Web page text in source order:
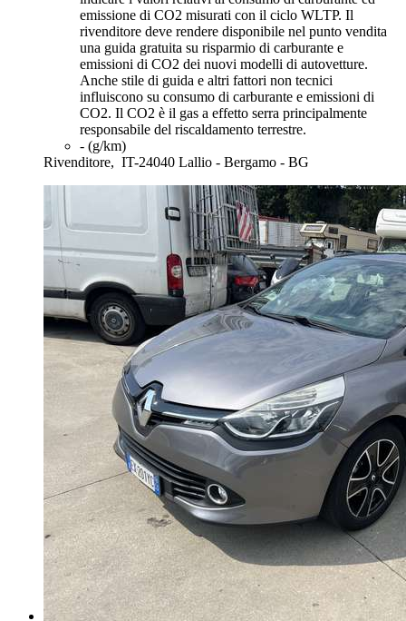
emissione di CO2 misurati con il ciclo WLTP. Il
rivenditore deve rendere disponibile nel punto vendita
una guida gratuita su risparmio di carburante e
emissioni di CO2 dei nuovi modelli di autovetture.
Anche stile di guida e altri fattori non tecnici
influiscono su consumo di carburante e emissioni di
CO2. Il CO2 è il gas a effetto serra principalmente
responsabile del riscaldamento terrestre.
- (g/km)
Rivenditore, IT-24040 Lallio - Bergamo - BG